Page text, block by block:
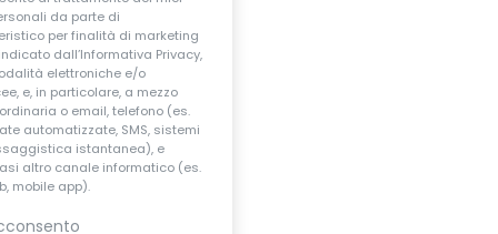
da parte di
per finalità di marketing
dall’Informativa Privacy,
elettroniche e/o
e, in particolare, a mezzo
o email, telefono (es.
automatizzate, SMS, sistemi
istantanea), e
altro canale informatico (es.
mobile app).